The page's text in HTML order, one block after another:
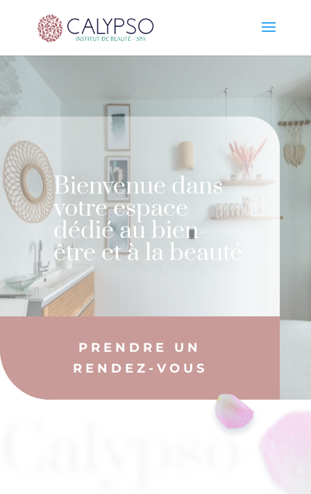
Bienvenue dans
votre espace
dédié au bien-
être et à la beauté
PRENDRE UN
RENDEZ-VOUS
Calypso